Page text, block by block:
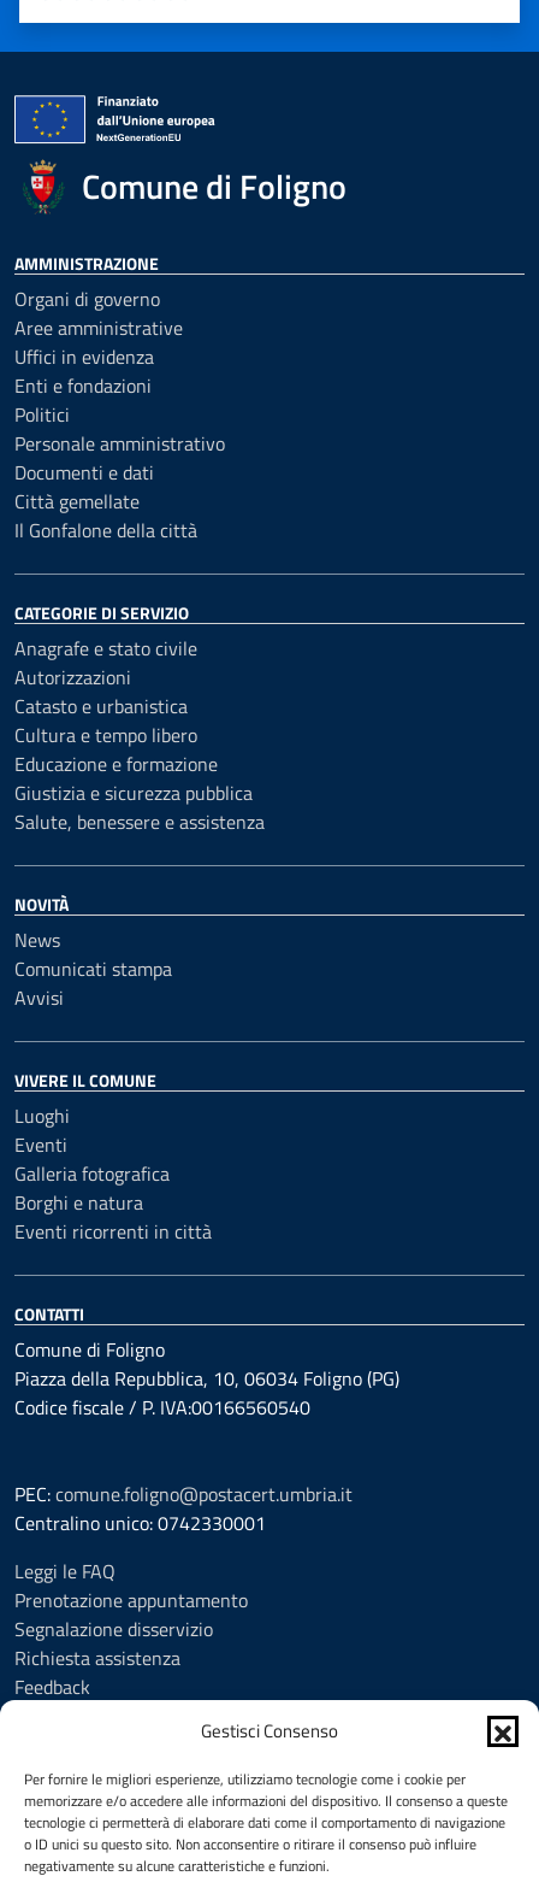
Gestisci Consenso
Per fornire le migliori esperienze, utilizziamo tecnologie come i cookie per
memorizzare e/o accedere alle informazioni del dispositivo. Il consenso a queste
tecnologie ci permetterà di elaborare dati come il comportamento di navigazione
o ID unici su questo sito. Non acconsentire o ritirare il consenso può influire
negativamente su alcune caratteristiche e funzioni.
Valuta 5 stelle su 5
Valuta 4 stelle su 5
Valuta 3 stelle su 5
Valuta 2 stelle su 5
Valuta 1 stelle su 5
Comune di Foligno
AMMINISTRAZIONE
Organi di governo
Aree amministrative
Uffici in evidenza
Enti e fondazioni
Politici
Personale amministrativo
Documenti e dati
Città gemellate
Il Gonfalone della città
CATEGORIE DI SERVIZIO
Anagrafe e stato civile
Autorizzazioni
Catasto e urbanistica
Cultura e tempo libero
Educazione e formazione
Giustizia e sicurezza pubblica
Salute, benessere e assistenza
NOVITÀ
News
Comunicati stampa
Avvisi
VIVERE IL COMUNE
Luoghi
Eventi
Galleria fotografica
Borghi e natura
Eventi ricorrenti in città
CONTATTI
Comune di Foligno
Piazza della Repubblica, 10, 06034 Foligno (PG)
Codice fiscale / P. IVA:00166560540
PEC:comune.foligno@postacert.umbria.it
Centralino unico: 0742330001
Leggi le FAQ
Prenotazione appuntamento
Segnalazione disservizio
Richiesta assistenza
Feedback
Informativa privacy
Cookie Policy (UE)
Social Media Policy
Note legali